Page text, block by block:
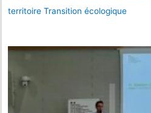
territoire Transition écologique